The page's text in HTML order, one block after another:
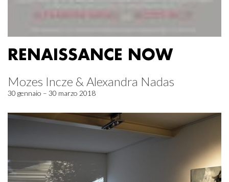
RENAISSANCE NOW
Mozes Incze & Alexandra Nadas
30 gennaio – 30 marzo 2018